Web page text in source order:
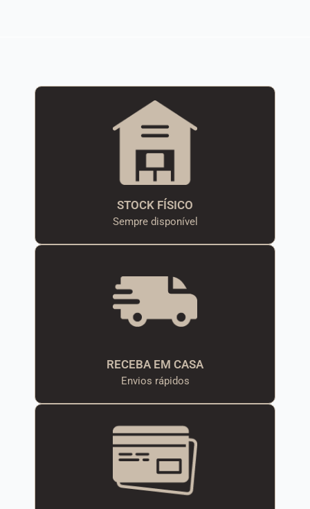
STOCK FÍSICO
Sempre disponível
RECEBA EM CASA
Envios rápidos